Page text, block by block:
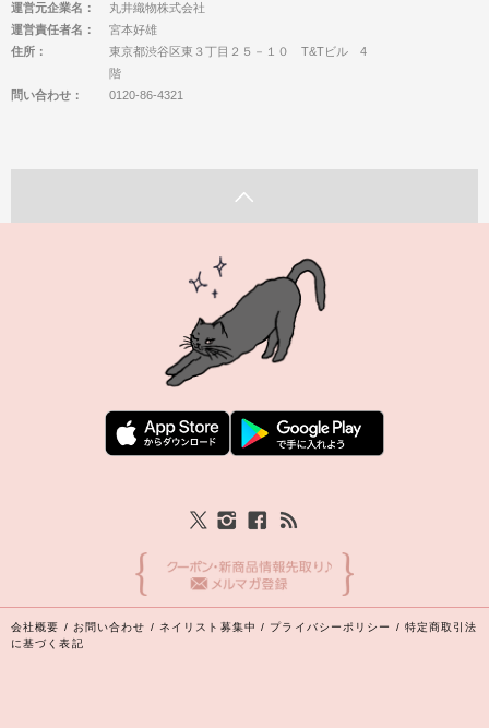
運営元企業名：
丸井織物株式会社
運営責任者名：
宮本好雄
住所：
東京都渋谷区東３丁目２５－１０ T&Tビル 4
階
問い合わせ：
0120-86-4321
会社概要 / お問い合わせ / ネイリスト募集中 / プライバシーポリシー / 特定商取引法
に基づく表記